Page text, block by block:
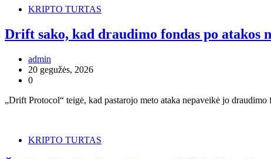
KRIPTO TURTAS
Drift sako, kad draudimo fondas po atakos
admin
20 gegužės, 2026
0
„Drift Protocol“ teigė, kad pastarojo meto ataka nepaveikė jo
KRIPTO TURTAS